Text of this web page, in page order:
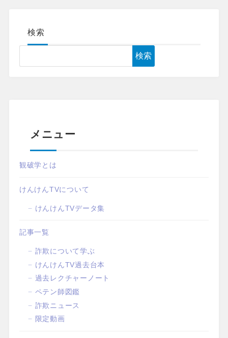
検索
検索
メニュー
観破学とは
けんけんTVについて
けんけんTVデータ集
記事一覧
詐欺について学ぶ
けんけんTV過去台本
過去レクチャーノート
ペテン師図鑑
詐欺ニュース
限定動画